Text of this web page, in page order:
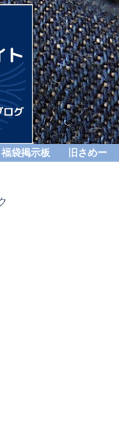
福袋掲示板 旧さめー